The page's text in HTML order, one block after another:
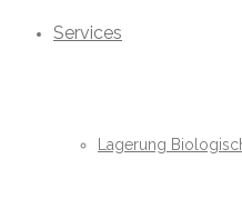
Services
Lagerung